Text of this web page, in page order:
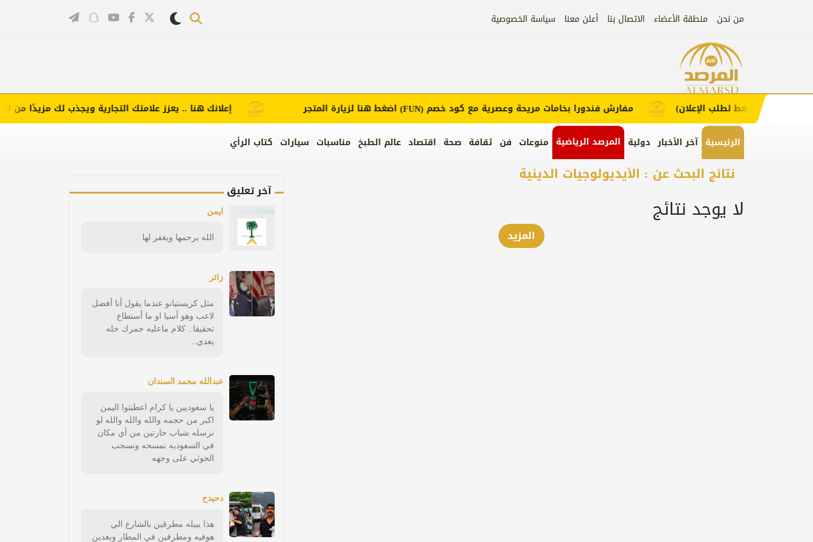
من نحن منطقة الأعضاء الاتصال بنا أعلن معنا سياسة الخصوصية
الرئيسية آخر الأخبار دولية المرصد الرياضية منوعات فن ثقافة صحة اقتصاد عالم الطبخ مناسبات سيارات كتاب الرأي
إعلانك هنا .. يعزز علامتك التجارية ويجذب لك مزيدًا من مفارش فندورا بخامات مريحة وعصرية مع كود خصم(FUN)اضغط هنا لزيارة المتجر (اضغط لطلب الإعلان)
نتائج البحث عن : الأيديولوجيات الدينية
لا يوجد نتائج
المزيد
آخر تعليق
ايمن
الله يرحمها ويغفر لها
زائر
مثل كريستيانو عندما يقول أنا أفضل
لاعب وهو أسيا او ما أستطاع
تحقيقا.. كلام ماعليه جمرك خله
يعدي..
عبدالله محمد السندان
يا سعوديين يا كرام اعطيتوا اليمن
اكبر من حجمه والله والله والله لو
نرسله شباب حارتين من أي مكان
في السعوديه نمسحه ونسحب
الحوثي على وجهه
دحيدح
هذا يبيله مطرقين بالشارع الي
هوفيه ومطرقين في المطار وبعدين